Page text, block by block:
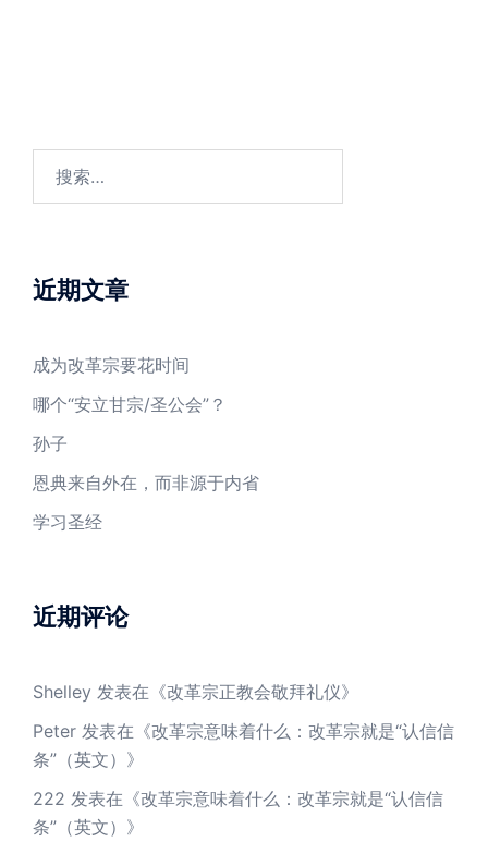
索：
近期文章
成为改革宗要花时间
哪个“安立甘宗/圣公会”？
孙子
恩典来自外在，而非源于内省
学习圣经
近期评论
Shelley 发表在《改革宗正教会敬拜礼仪》
Peter 发表在《改革宗意味着什么：改革宗就是“认信信
条”（英文） 》
222 发表在《改革宗意味着什么：改革宗就是“认信信
条”（英文） 》